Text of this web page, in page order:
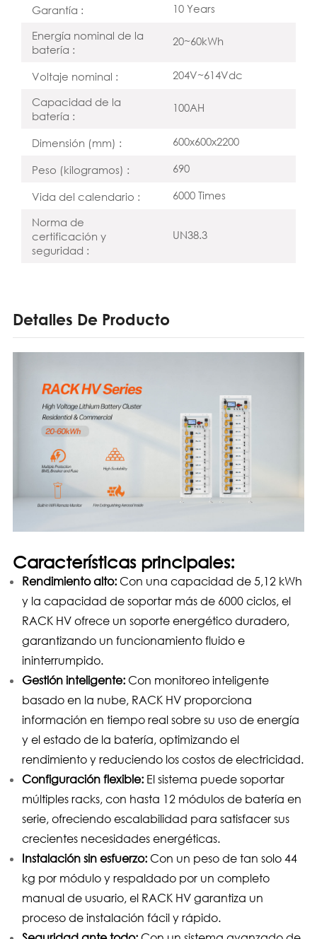
Garantía :
10 Years
Energía nominal de la
batería :
20~60kWh
Voltaje nominal :
204V~614Vdc
Capacidad de la
batería :
100AH
Dimensión (mm) :
600x600x2200
Peso (kilogramos) :
690
Vida del calendario :
6000 Times
Norma de
certificación y
seguridad :
UN38.3
Detalles De Producto
Características principales:
Rendimiento alto: Con una capacidad de 5,12 kWh
y la capacidad de soportar más de 6000 ciclos, el
RACK HV ofrece un soporte energético duradero,
garantizando un funcionamiento fluido e
ininterrumpido.
Gestión inteligente: Con monitoreo inteligente
basado en la nube, RACK HV proporciona
información en tiempo real sobre su uso de energía
y el estado de la batería, optimizando el
rendimiento y reduciendo los costos de electricidad.
Configuración flexible: El sistema puede soportar
múltiples racks, con hasta 12 módulos de batería en
serie, ofreciendo escalabilidad para satisfacer sus
crecientes necesidades energéticas.
Instalación sin esfuerzo: Con un peso de tan solo 44
kg por módulo y respaldado por un completo
manual de usuario, el RACK HV garantiza un
proceso de instalación fácil y rápido.